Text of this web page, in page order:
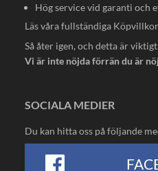
Hög service vid garanti och
Läs våra fullständiga Köpvillkor
Så åter igen, och detta är
Vi är inte nöjda förrän du är
SOCIALA MEDIER
Du kan hitta oss på följande